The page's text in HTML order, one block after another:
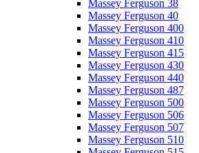
Massey Ferguson 38
Massey Ferguson 40
Massey Ferguson 400
Massey Ferguson 410
Massey Ferguson 415
Massey Ferguson 430
Massey Ferguson 440
Massey Ferguson 487
Massey Ferguson 500
Massey Ferguson 506
Massey Ferguson 507
Massey Ferguson 510